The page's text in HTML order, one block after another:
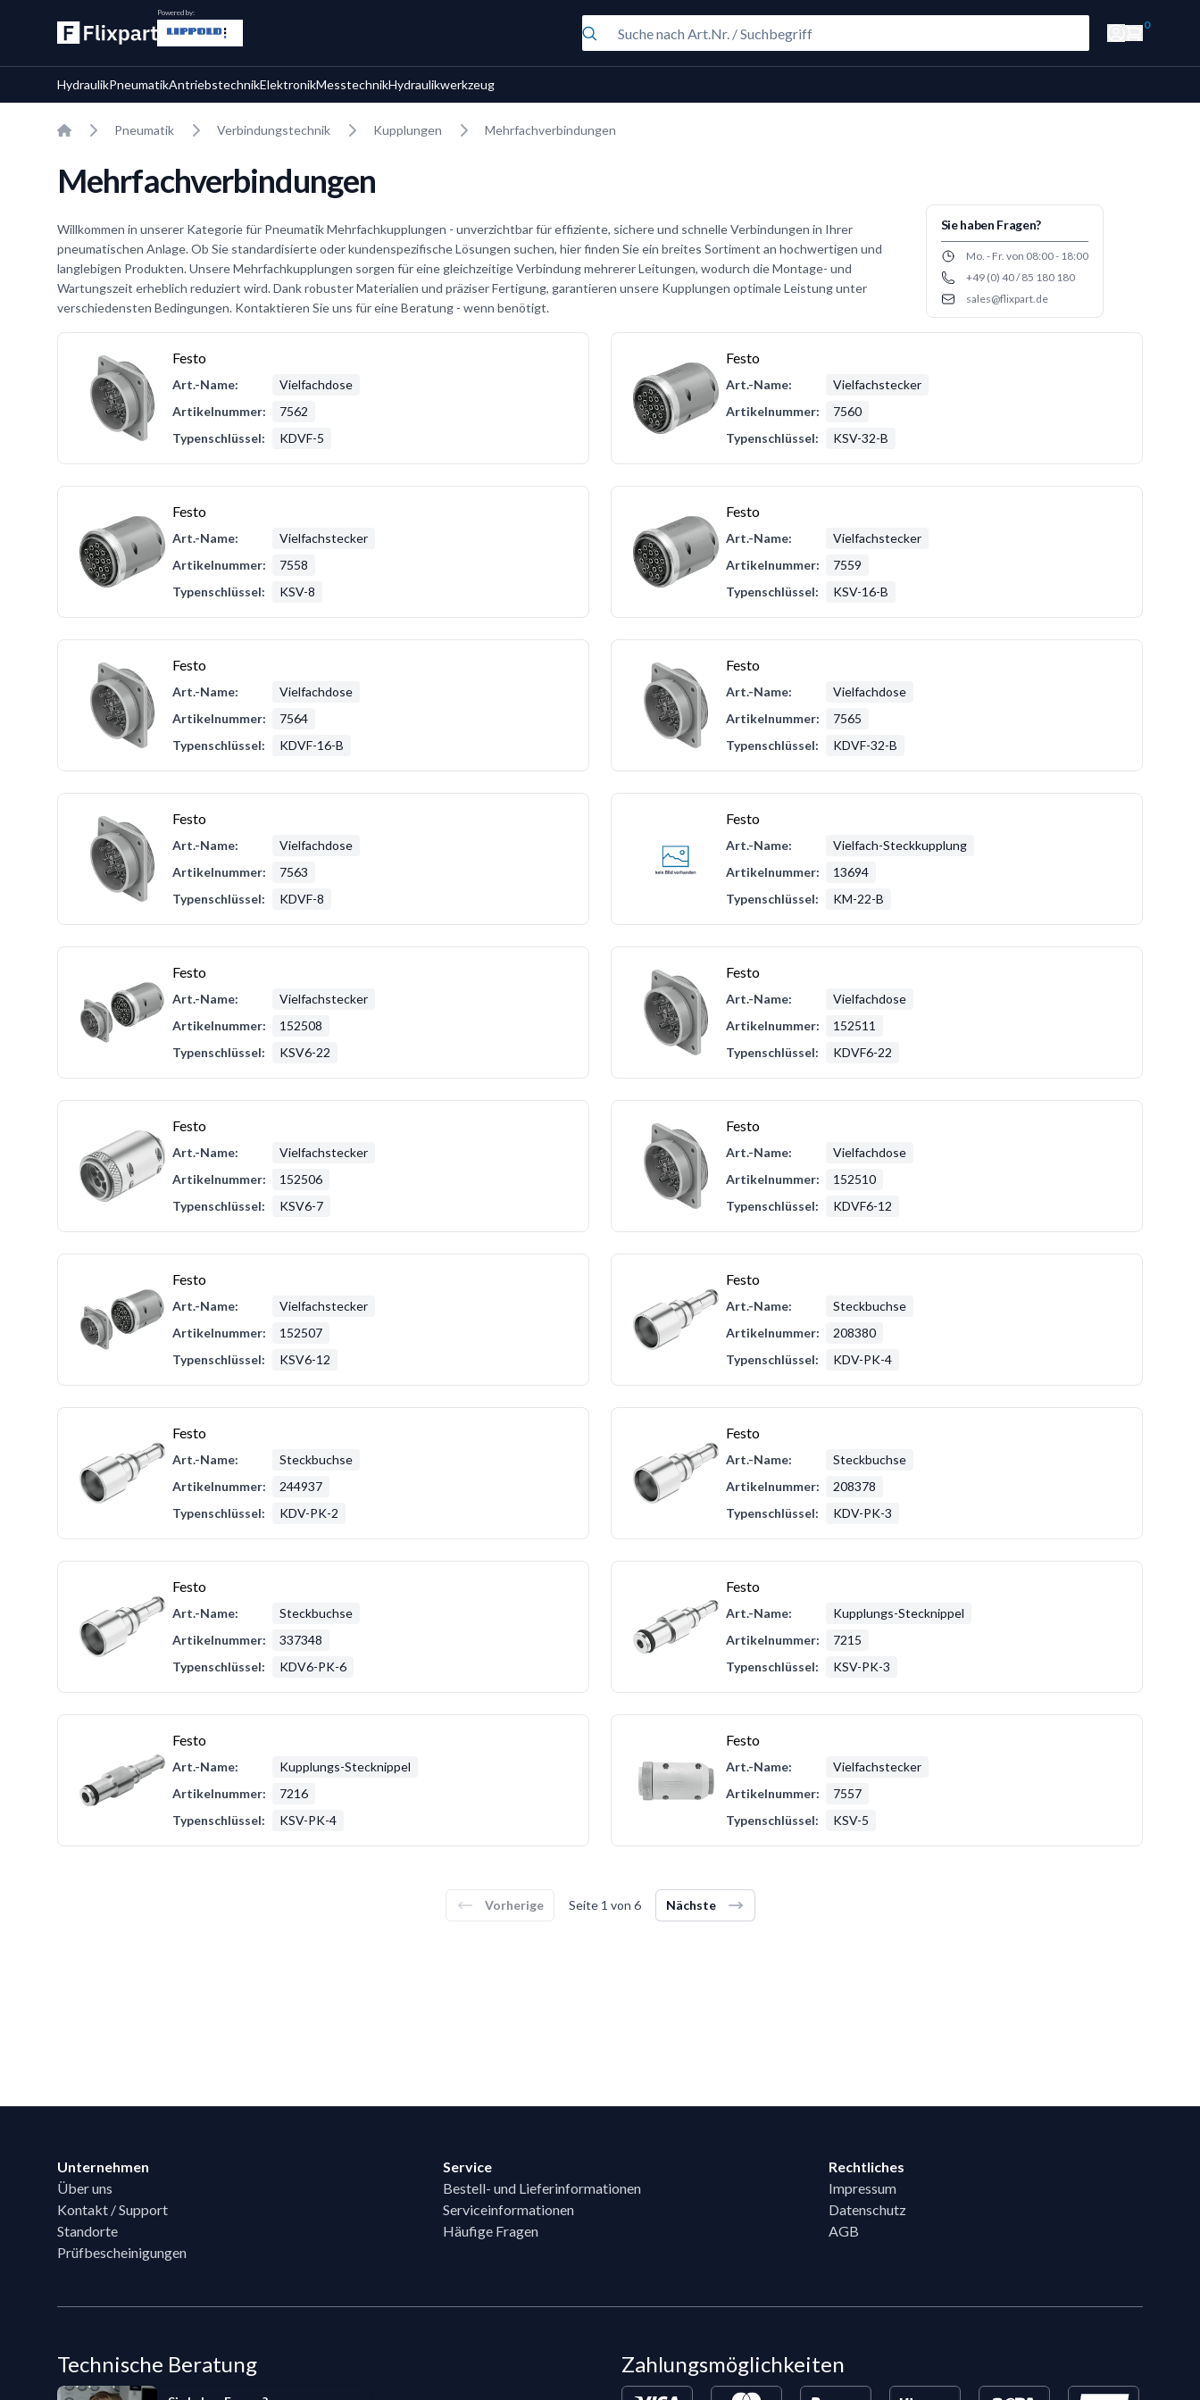
Powered by:
0
HydraulikPneumatikAntriebstechnikElektronikMesstechnikHydraulikwerkzeug
Home Pneumatik Verbindungstechnik Kupplungen Mehrfachverbindungen
Mehrfachverbindungen
Willkommen in unserer Kategorie für Pneumatik Mehrfachkupplungen - unverzichtbar für effiziente, sichere und schnelle Verbindungen in Ihrer
pneumatischen Anlage. Ob Sie standardisierte oder kundenspezifische Lösungen suchen, hier finden Sie ein breites Sortiment an hochwertigen und
langlebigen Produkten. Unsere Mehrfachkupplungen sorgen für eine gleichzeitige Verbindung mehrerer Leitungen, wodurch die Montage- und
Wartungszeit erheblich reduziert wird. Dank robuster Materialien und präziser Fertigung, garantieren unsere Kupplungen optimale Leistung unter
verschiedensten Bedingungen. Kontaktieren Sie uns für eine Beratung - wenn benötigt.
Sie haben Fragen?
Opening hours
Mo. - Fr. von 08:00 - 18:00
Phone number
+49 (0) 40 / 85 180 180
Emailsales@flixpart.de
Festo
Art.-Name:
Vielfachdose
Artikelnummer:
7562
Typenschlüssel:
KDVF-5
Festo
Art.-Name:
Vielfachstecker
Artikelnummer:
7560
Typenschlüssel:
KSV-32-B
Festo
Art.-Name:
Vielfachstecker
Artikelnummer:
7558
Typenschlüssel:
KSV-8
Festo
Art.-Name:
Vielfachstecker
Artikelnummer:
7559
Typenschlüssel:
KSV-16-B
Festo
Art.-Name:
Vielfachdose
Artikelnummer:
7564
Typenschlüssel:
KDVF-16-B
Festo
Art.-Name:
Vielfachdose
Artikelnummer:
7565
Typenschlüssel:
KDVF-32-B
Festo
Art.-Name:
Vielfachdose
Artikelnummer:
7563
Typenschlüssel:
KDVF-8
Festo
Art.-Name:
Vielfach-Steckkupplung
Artikelnummer:
13694
Typenschlüssel:
KM-22-B
Festo
Art.-Name:
Vielfachstecker
Artikelnummer:
152508
Typenschlüssel:
KSV6-22
Festo
Art.-Name:
Vielfachdose
Artikelnummer:
152511
Typenschlüssel:
KDVF6-22
Festo
Art.-Name:
Vielfachstecker
Artikelnummer:
152506
Typenschlüssel:
KSV6-7
Festo
Art.-Name:
Vielfachdose
Artikelnummer:
152510
Typenschlüssel:
KDVF6-12
Festo
Art.-Name:
Vielfachstecker
Artikelnummer:
152507
Typenschlüssel:
KSV6-12
Festo
Art.-Name:
Steckbuchse
Artikelnummer:
208380
Typenschlüssel:
KDV-PK-4
Festo
Art.-Name:
Steckbuchse
Artikelnummer:
244937
Typenschlüssel:
KDV-PK-2
Festo
Art.-Name:
Steckbuchse
Artikelnummer:
208378
Typenschlüssel:
KDV-PK-3
Festo
Art.-Name:
Steckbuchse
Artikelnummer:
337348
Typenschlüssel:
KDV6-PK-6
Festo
Art.-Name:
Kupplungs-Stecknippel
Artikelnummer:
7215
Typenschlüssel:
KSV-PK-3
Festo
Art.-Name:
Kupplungs-Stecknippel
Artikelnummer:
7216
Typenschlüssel:
KSV-PK-4
Festo
Art.-Name:
Vielfachstecker
Artikelnummer:
7557
Typenschlüssel:
KSV-5
Vorherige Seite 1 von 6 Nächste
Unternehmen
Über uns
Kontakt / Support
Standorte
Prüfbescheinigungen
Service
Bestell- und Lieferinformationen
Serviceinformationen
Häufige Fragen
Rechtliches
Impressum
Datenschutz
AGB
Technische Beratung Zahlungsmöglichkeiten